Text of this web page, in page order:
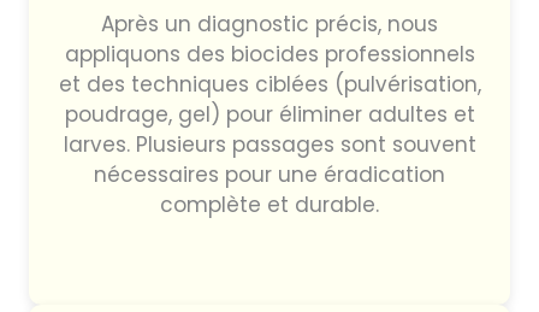
Après un diagnostic précis, nous
appliquons des biocides professionnels
et des techniques ciblées (pulvérisation,
poudrage, gel) pour éliminer adultes et
larves. Plusieurs passages sont souvent
nécessaires pour une éradication
complète et durable.